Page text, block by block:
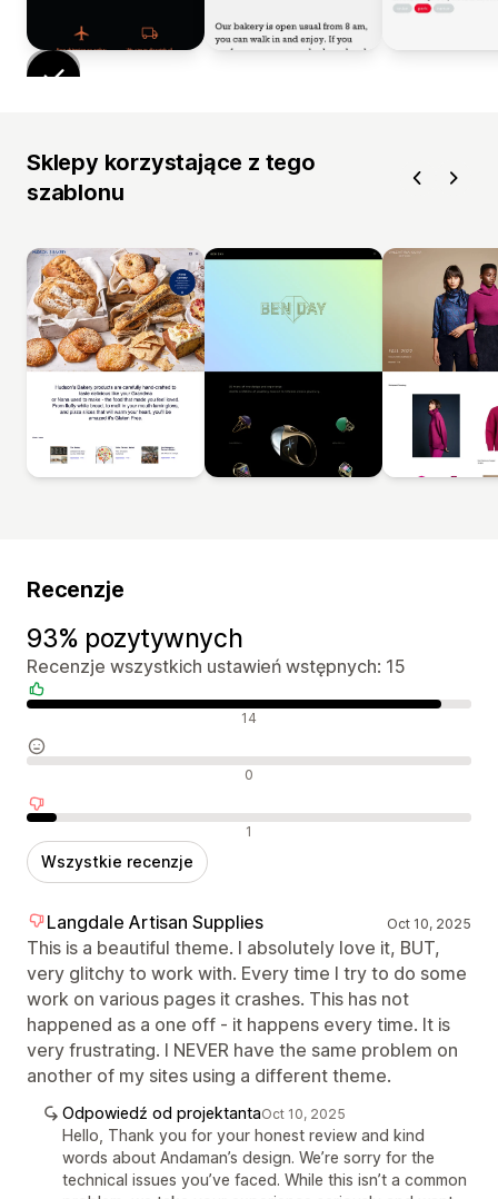
Sklepy korzystające z tego
szablonu
Recenzje
93% pozytywnych
Recenzje wszystkich ustawień wstępnych: 15
Pozytywne recenzje 14
Neutralne recenzje 0
Negatywne recenzje 1
Wszystkie recenzje
Langdale Artisan Supplies Oct 10, 2025
This is a beautiful theme. I absolutely love it, BUT,
very glitchy to work with. Every time I try to do some
work on various pages it crashes. This has not
happened as a one off - it happens every time. It is
very frustrating. I NEVER have the same problem on
another of my sites using a different theme.
Odpowiedź od projektantaOct 10, 2025
Hello, Thank you for your honest review and kind
words about Andaman’s design. We’re sorry for the
technical issues you’ve faced. While this isn’t a common